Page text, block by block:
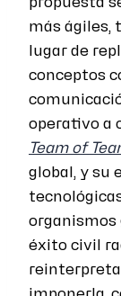
más ágiles,
lugar de
conceptos
operativo a
Team of
global, y su
organismos
éxito civil